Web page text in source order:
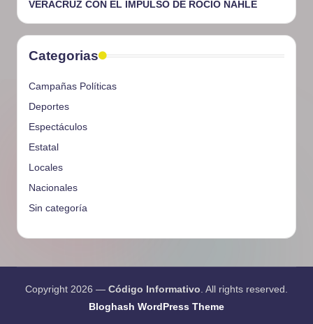
VERACRUZ CON EL IMPULSO DE ROCÍO NAHLE
Categorias
Campañas Políticas
Deportes
Espectáculos
Estatal
Locales
Nacionales
Sin categoría
Copyright 2026 — Código Informativo . All rights reserved.
Bloghash WordPress Theme